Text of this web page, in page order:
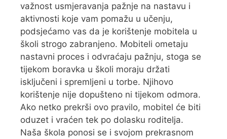
važnost usmjeravanja pažnje na nastavu i
aktivnosti koje vam pomažu u učenju,
podsjećamo vas da je korištenje mobitela u
školi strogo zabranjeno. Mobiteli ometaju
nastavni proces i odvraćaju pažnju, stoga se
tijekom boravka u školi moraju držati
isključeni i spremljeni u torbe. Njihovo
korištenje nije dopušteno ni tijekom odmora.
Ako netko prekrši ovo pravilo, mobitel će biti
oduzet i vraćen tek po dolasku roditelja.
Naša škola ponosi se i svojom prekrasnom